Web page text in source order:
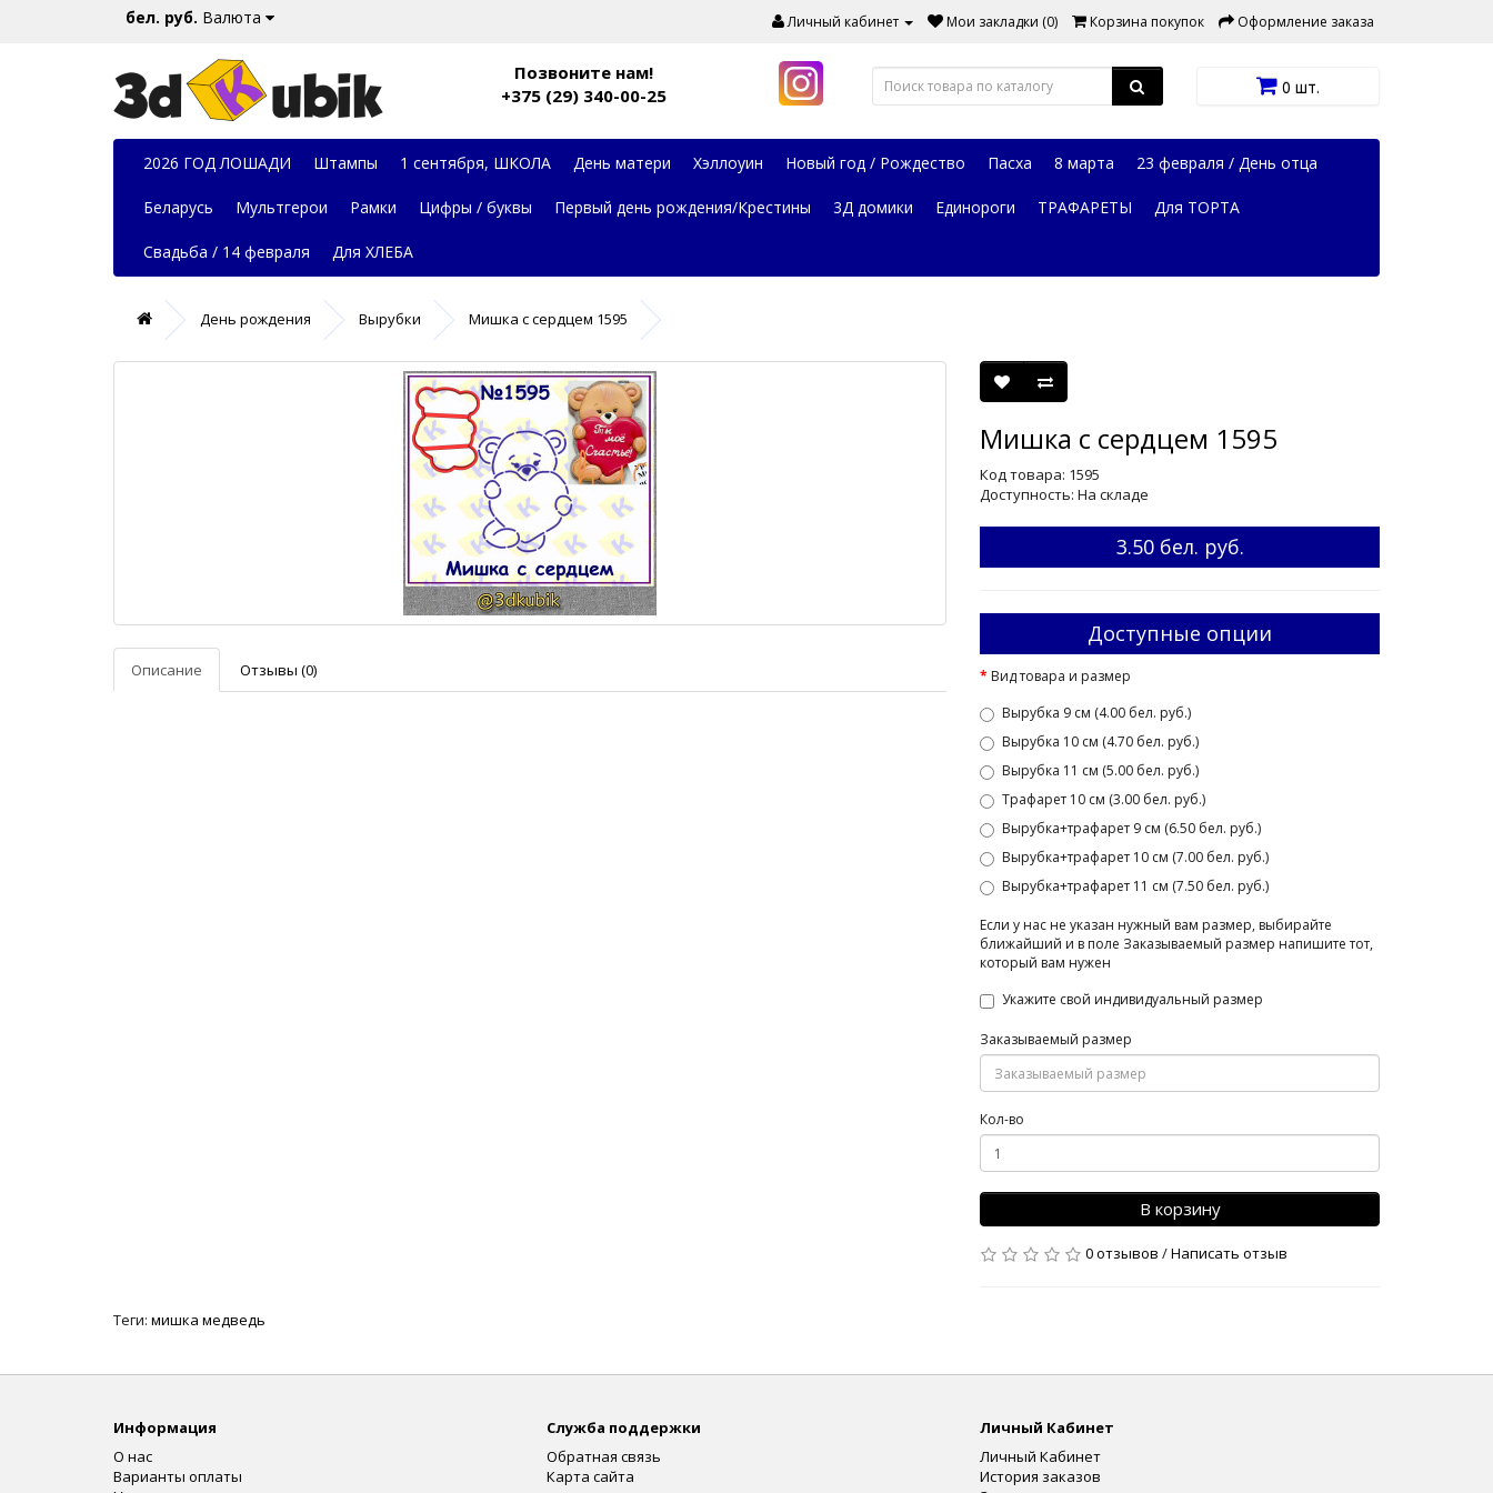
бел. руб. Валюта Личный кабинет Мои закладки (0) Корзина покупок Оформление заказа
Позвоните нам!
+375 (29) 340-00-25
0 шт.
2026 ГОД ЛОШАДИ Штампы 1 сентября, ШКОЛА День матери Хэллоуин Новый год / Рождество Пасха 8 марта 23 февраля / День отца
Беларусь Мультгерои Рамки Цифры / буквы Первый день рождения/Крестины 3Д домики Единороги ТРАФАРЕТЫ Для ТОРТА
Свадьба / 14 февраля Для ХЛЕБА
День рождения Вырубки Мишка с сердцем 1595
Описание Отзывы (0)
Мишка с сердцем 1595
Код товара: 1595
Доступность: На складе
3.50 бел. руб.
Доступные опции
Вид товара и размер
Вырубка 9 см (4.00 бел. руб.)
Вырубка 10 см (4.70 бел. руб.)
Вырубка 11 см (5.00 бел. руб.)
Трафарет 10 см (3.00 бел. руб.)
Вырубка+трафарет 9 см (6.50 бел. руб.)
Вырубка+трафарет 10 см (7.00 бел. руб.)
Вырубка+трафарет 11 см (7.50 бел. руб.)
Если у нас не указан нужный вам размер, выбирайте
ближайший и в поле Заказываемый размер напишите тот,
который вам нужен
Укажите свой индивидуальный размер
Заказываемый размер
Кол-во
В корзину
0 отзывов /Написать отзыв
Теги: мишка медведь
Информация
О нас
Варианты оплаты
Служба поддержки
Обратная связь
Карта сайта
Личный Кабинет
Личный Кабинет
История заказов